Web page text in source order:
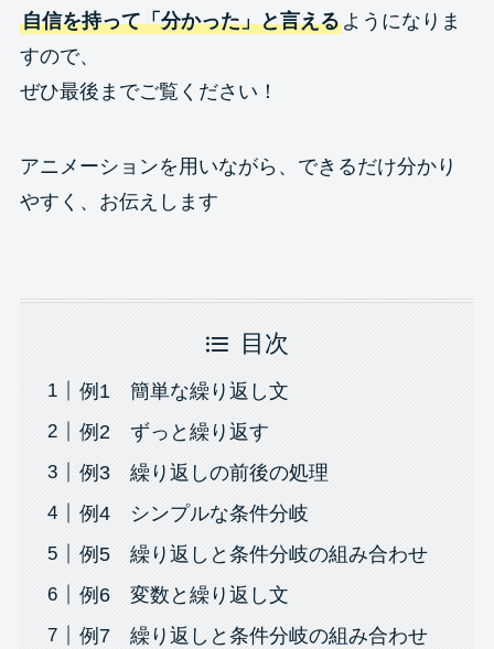
自信を持って「分かった」と言えるようになりま
すので、
ぜひ最後までご覧ください！
アニメーションを用いながら、できるだけ分かり
やすく、お伝えします
目次
例1 簡単な繰り返し文
例2 ずっと繰り返す
例3 繰り返しの前後の処理
例4 シンプルな条件分岐
例5 繰り返しと条件分岐の組み合わせ
例6 変数と繰り返し文
例7 繰り返しと条件分岐の組み合わせ